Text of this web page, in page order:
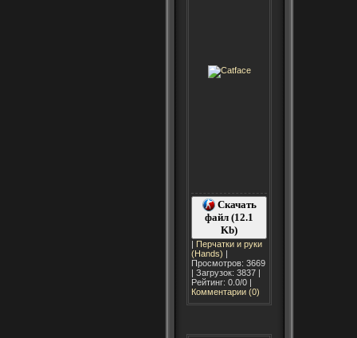
Скачать
файл (12.1
Kb)
| Перчатки и руки
(Hands) |
Просмотров: 3669
| Загрузок: 3837 |
Рейтинг: 0.0/0 |
Комментарии (0)